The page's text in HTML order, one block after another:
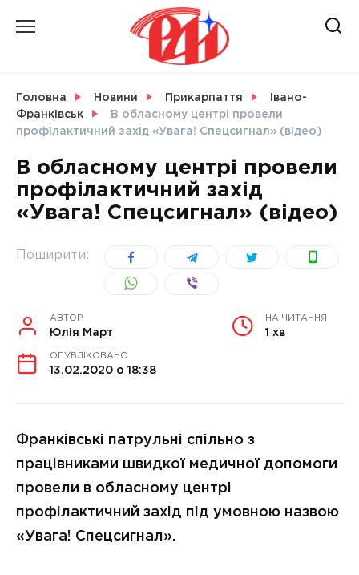
СВІТ
УКРАЇНА
Головна Новини Прикарпаття
Івано-
Франківськ
В обласному центрі провели
профілактичний захід «Увага! Спецсигнал» (відео)
В обласному центрі провели
профілактичний захід
«Увага! Спецсигнал» (відео)
Поширити:
АВТОР
Юлія Март
НА ЧИТАННЯ
1 хв
ОПУБЛІКОВАНО
13.02.2020 о 18:38
Франківські патрульні спільно з
працівниками швидкої медичної допомоги
провели в обласному центрі
профілактичний захід під умовною назвою
«Увага! Спецсигнал».